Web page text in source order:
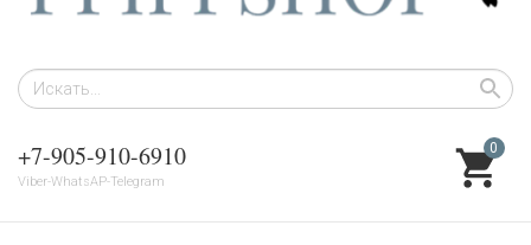
+7-905-910-6910
Viber-WhatsAP-Telegram
0